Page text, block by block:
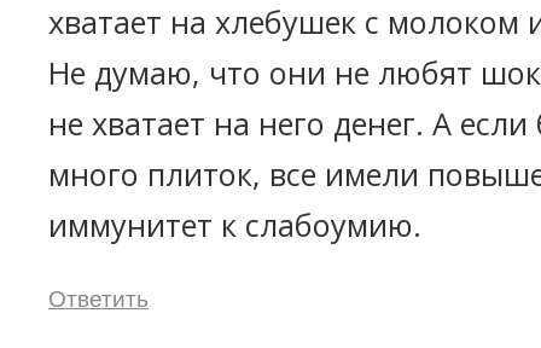
хватает на хлебушек с молоком
Не думаю, что они не любят
не хватает на него денег. А
много плиток, все имели
иммунитет к слабоумию.
Ответить